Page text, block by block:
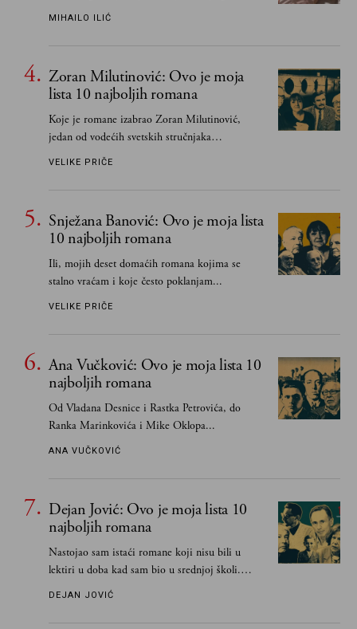
učeći na njima, shvata da postoje stvari koje su
MIHAILO ILIĆ
Zoran Milutinović: Ovo je moja
lista 10 najboljih romana
Koje je romane izabrao Zoran Milutinović,
jedan od vodećih svetskih stručnjaka
južnoslovenske književnosti
VELIKE PRIČE
Snježana Banović: Ovo je moja lista
10 najboljih romana
Ili, mojih deset domaćih romana kojima se
stalno vraćam i koje često poklanjam...
VELIKE PRIČE
Ana Vučković: Ovo je moja lista 10
najboljih romana
Od Vladana Desnice i Rastka Petrovića, do
Ranka Marinkovića i Mike Oklopa...
ANA VUČKOVIĆ
Dejan Jović: Ovo je moja lista 10
najboljih romana
Nastojao sam istaći romane koji nisu bili u
lektiri u doba kad sam bio u srednjoj školi.
Smatrao sam da su "klasici" već dovoljno
DEJAN JOVIĆ